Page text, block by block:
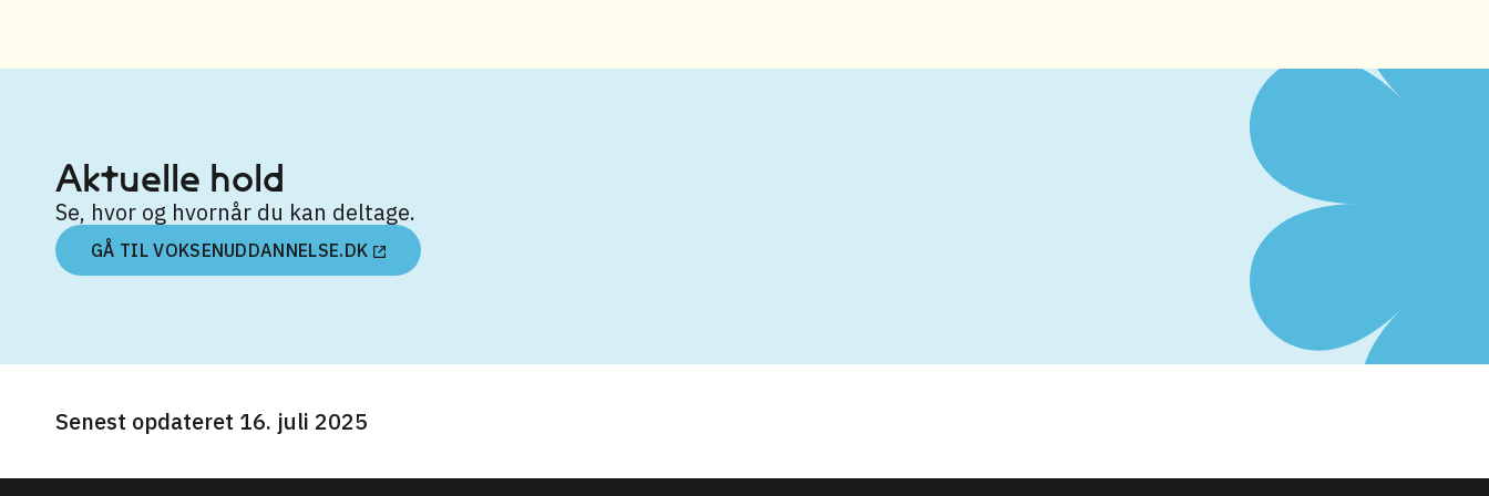
Aktuelle hold
Se, hvor og hvornår du kan deltage.
GÅ TIL VOKSENUDDANNELSE.DK
Senest opdateret 16. juli 2025